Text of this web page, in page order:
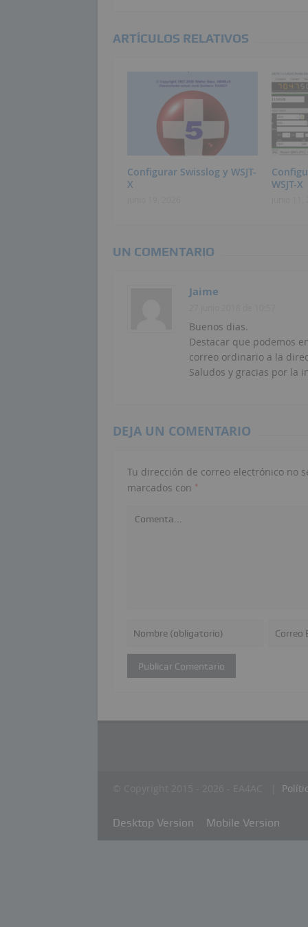
ARTÍCULOS RELATIVOS
Configurar Swisslog y WSJT-
X
WSJT-X
UN COMENTARIO
Jaime
Buenos dias.
Destacar que podemos
correo ordinario a la
Saludos y gracias por la
DEJA UN COMENTARIO
Tu dirección de correo electrónico no
marcados con *
Desktop Version Mobile Version